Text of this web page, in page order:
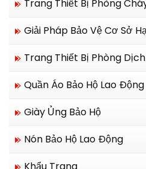
Trang Thiết Bị Phòng
Giải Pháp Bảo Vệ Cơ Sở
Trang Thiết Bị Phòng Dịch
Quần Áo Bảo Hộ Lao Động
Giày Ủng Bảo Hộ
Nón Bảo Hộ Lao Động